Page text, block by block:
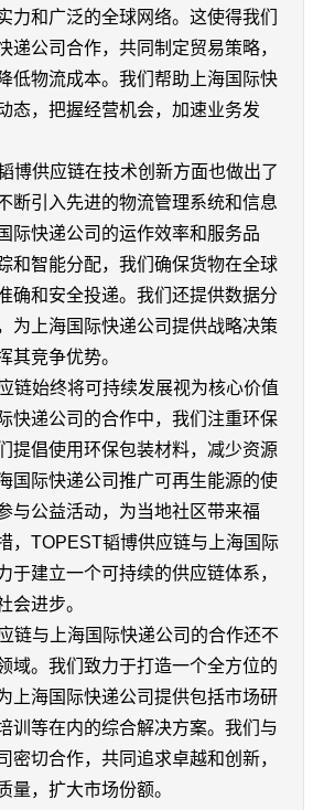
力和广泛的全球网络。这使得我们
递公司合作，共同制定贸易策略，
低物流成本。我们帮助上海国际快
态，把握经营机会，加速业务发
博供应链在技术创新方面也做出了
断引入先进的物流管理系统和信息
际快递公司的运作效率和服务品
和智能分配，我们确保货物在全球
确和安全投递。我们还提供数据分
为上海国际快递公司提供战略决策
其竞争优势。
链始终将可持续发展视为核心价值
快递公司的合作中，我们注重环保
提倡使用环保包装材料，减少资源
国际快递公司推广可再生能源的使
与公益活动，为当地社区带来福
，TOPEST韬博供应链与上海国际
于建立一个可持续的供应链体系，
会进步。
链与上海国际快递公司的合作还不
域。我们致力于打造一个全方位的
上海国际快递公司提供包括市场研
训等在内的综合解决方案。我们与
密切合作，共同追求卓越和创新，
量，扩大市场份额。